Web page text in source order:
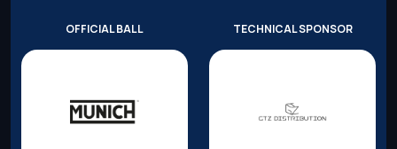
OFFICIAL BALL TECHNICAL SPONSOR